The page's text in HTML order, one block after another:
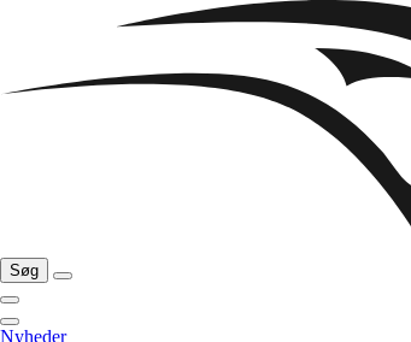
Søg
Nyheder